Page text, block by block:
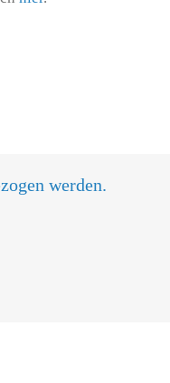
werden.